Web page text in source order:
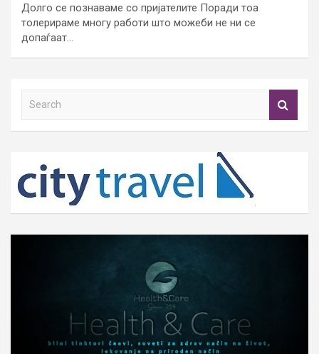
Долго се познаваме со пријателите Поради тоа
толерираме многу работи што можеби не ни се
допаѓаат…
h